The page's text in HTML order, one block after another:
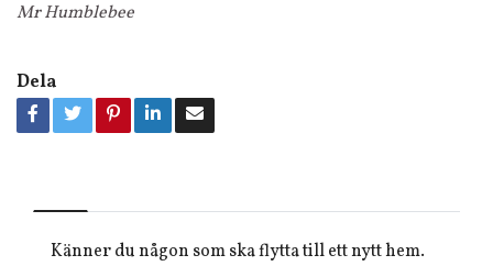
Mr Humblebee
Dela
Känner du någon som ska flytta till ett nytt hem.